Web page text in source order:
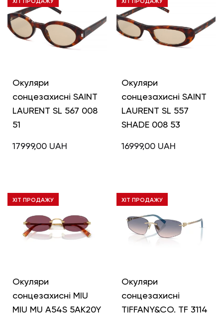
Окуляри
сонцезахисні SAINT
LAURENT SL 567 008
51
17999,00 UAH
Окуляри
сонцезахисні SAINT
LAURENT SL 557
SHADE 008 53
16999,00 UAH
ХІТ ПРОДАЖУ
Окуляри
сонцезахисні MIU
MIU MU A54S 5AK20Y
ХІТ ПРОДАЖУ
Окуляри
сонцезахисні
TIFFANY&CO. TF 3114